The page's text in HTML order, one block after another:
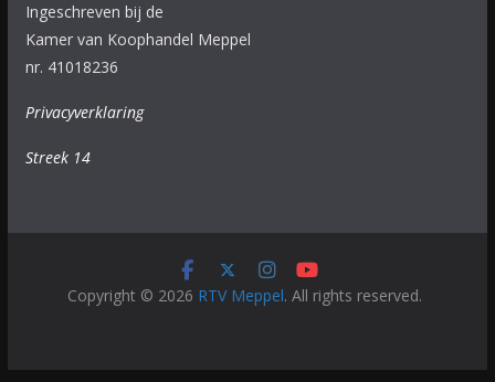
Ingeschreven bij de
Kamer van Koophandel Meppel
nr. 41018236
Privacyverklaring
Streek 14
Copyright © 2026 RTV Meppel. All rights reserved.